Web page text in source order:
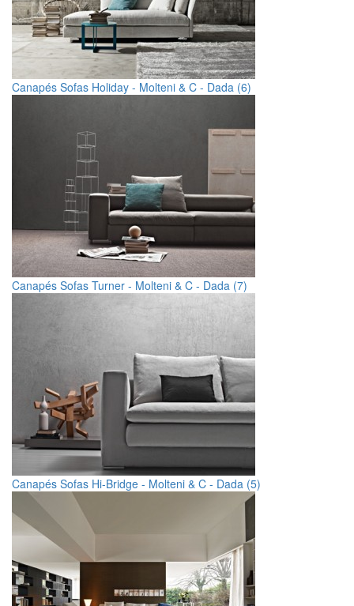
Canapés Sofas Holiday - Molteni & C - Dada (6)
Canapés Sofas Turner - Molteni & C - Dada (7)
Canapés Sofas Hi-Bridge - Molteni & C - Dada (5)